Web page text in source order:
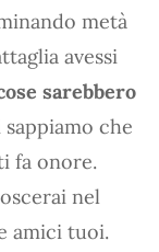
metà
avessi
sarebbero
sappiamo che
fa onore.
nel
amici tuoi.